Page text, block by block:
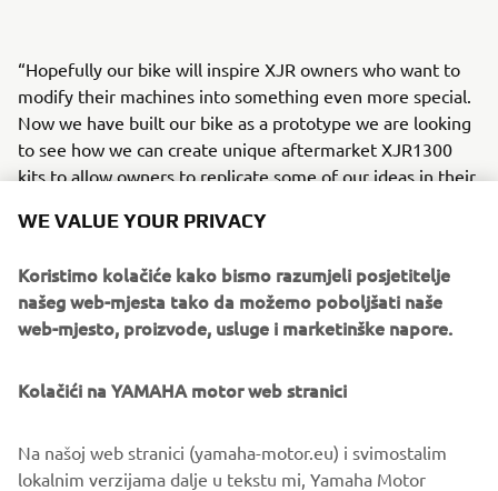
“Hopefully our bike will inspire XJR owners who want to
modify their machines into something even more special.
Now we have built our bike as a prototype we are looking
to see how we can create unique aftermarket XJR1300
kits to allow owners to replicate some of our ideas in their
Yamaha to reflect their individual personality.”
www.wrenchmonkees.com.
WE VALUE YOUR PRIVACY
Koristimo kolačiće kako bismo razumjeli posjetitelje
našeg web-mjesta tako da možemo poboljšati naše
web-mjesto, proizvode, usluge i marketinške napore.
Kolačići na YAMAHA motor web stranici
Na našoj web stranici (yamaha-motor.eu) i svimostalim
lokalnim verzijama dalje u tekstu mi, Yamaha Motor